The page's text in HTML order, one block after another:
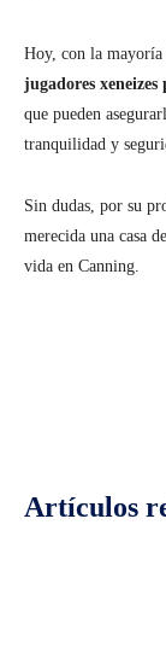
Hoy, con la mayoría
jugadores
que pueden
tranquilidad y
Sin dudas, por su
merecida una casa
vida en Canning.
Artículos